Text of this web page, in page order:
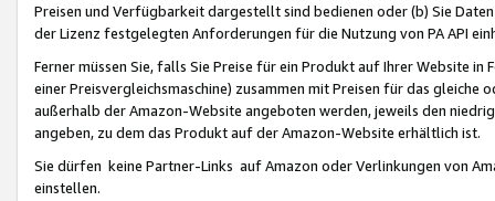
Preisen und Verfügbarkeit dargestellt sind bedienen oder (b) Sie
der Lizenz festgelegten Anforderungen für die Nutzung von PA API
Ferner müssen Sie, falls Sie Preise für ein Produkt auf Ihrer Website
einer Preisvergleichsmaschine) zusammen mit Preisen für das
außerhalb der Amazon-Website angeboten werden, jeweils den
angeben, zu dem das Produkt auf der Amazon-Website erhältlich ist.
Sie dürfen keine Partner-Links auf Amazon oder Verlinkungen von
einstellen.